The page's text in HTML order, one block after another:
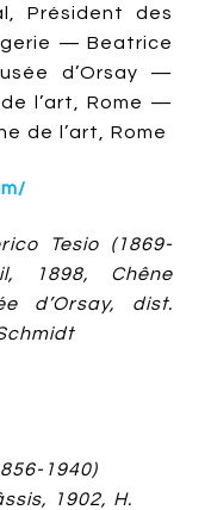
Président des
— Beatrice
d’Orsay —
l’art, Rome —
de l’art, Rome
Tesio (1869-
1898, Chêne
d’Orsay, dist.
1940)
1902, H.